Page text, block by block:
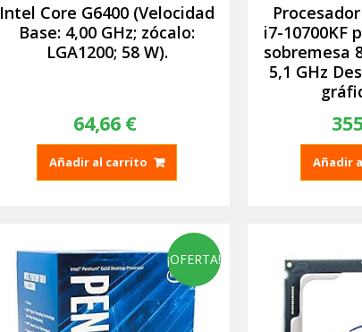
Intel Core G6400 (Velocidad
Base: 4,00 GHz; zócalo:
LGA1200; 58 W).
64,66 €
Añadir al carrito
i7-10700KF
sobremesa
5,1 GHz
Añadir
¡OFERTA!